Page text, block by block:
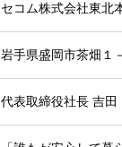
セコム株式会社東北
岩手県盛岡市茶畑１
代表取締役社長 吉